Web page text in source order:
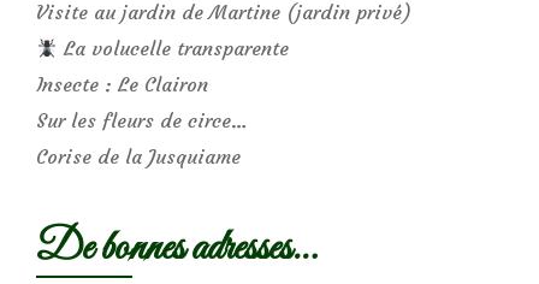
Visite au jardin de Martine (jardin privé)
La volucelle transparente
Insecte : Le Clairon
Sur les fleurs de circe…
Corise de la Jusquiame
De bonnes adresses…